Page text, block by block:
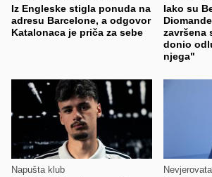
Iz Engleske stigla ponuda na
adresu Barcelone, a odgovor
Katalonaca je priča za sebe
Iako su
završena
donio
njega"
Napušta klub